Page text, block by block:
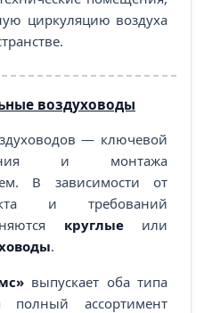
циркуляцию воздуха
воздуховоды
— ключевой
и монтажа
В зависимости от
и требований
круглыеили
.
выпускает оба типа
полный ассортимент